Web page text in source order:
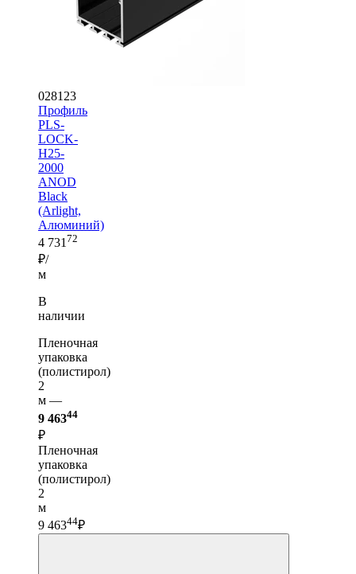
028123
Профиль
PLS-
LOCK-
H25-
2000
ANOD
Black
(Arlight,
Алюминий)
4 731 72
₽/
м
В
наличии
Пленочная
упаковка
(полистирол)
2
м —
9 46344
₽
Пленочная
упаковка
(полистирол)
2
м
9 46344₽